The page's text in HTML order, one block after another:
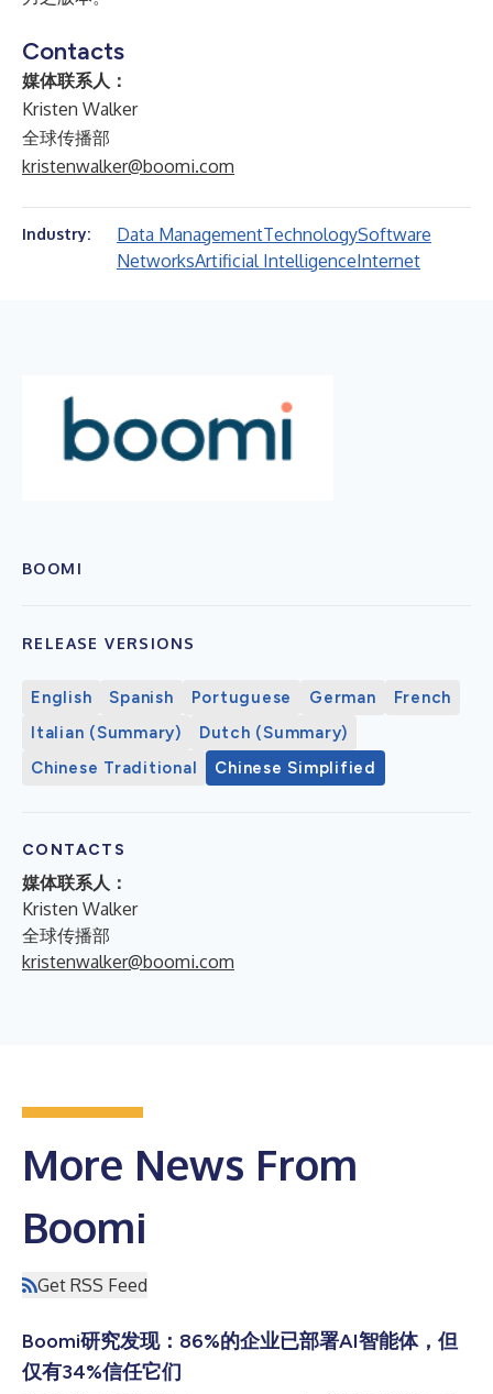
Contacts
媒体联系人：
Kristen Walker
全球传播部
kristenwalker@boomi.com
Industry: Data ManagementTechnologySoftware
NetworksArtificial IntelligenceInternet
BOOMI
RELEASE VERSIONS
English Spanish Portuguese German
French
Italian (Summary)
Dutch (Summary)
Chinese Traditional
Chinese Simplified
CONTACTS
媒体联系人：
Kristen Walker
全球传播部
kristenwalker@boomi.com
More News From
Boomi
Get RSS Feed
Boomi研究发现：86%的企业已部署AI智能体，但
仅有34%信任它们